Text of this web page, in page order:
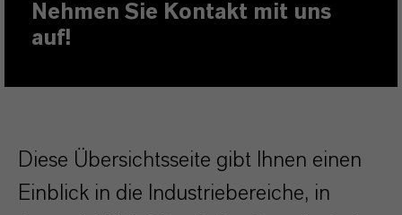
Nehmen Sie Kontakt mit uns
auf!
Diese Übersichtsseite gibt Ihnen einen
Einblick in die Industriebereiche, in